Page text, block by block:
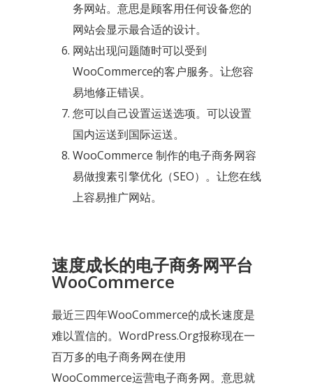
务网站。意思是顾客用任何设备您的
网站会显示最合适的设计。
网站出现问题随时可以受到
WooCommerce的客户服务。让您容
易地修正错误。
您可以自己设置运送选项。可以设置
国内运送到国际运送。
WooCommerce 制作的电子商务网容
易做搜素引擎优化（SEO）。让您在线
上容易推广网站。
速度成长的电子商务网平台
WooCommerce
最近三四年WooCommerce的成长速度是
难以置信的。WordPress.Org报称现在一
百万多的电子商务网在使用
WooCommerce运营电子商务网。意思就